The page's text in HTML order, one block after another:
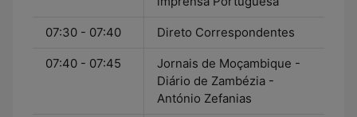
07:30 - 07:40 Direto Correspondentes
07:40 - 07:45
Jornais de Moçambique -
Diário de Zambézia -
António Zefanias